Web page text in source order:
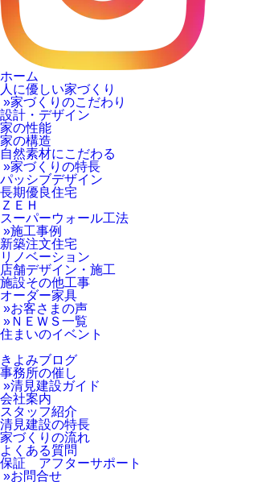
ホーム
人に優しい家づくり
»家づくりのこだわり
設計・デザイン
家の性能
家の構造
自然素材にこだわる
»家づくりの特長
パッシブデザイン
長期優良住宅
ＺＥＨ
スーパーウォール工法
»施工事例
新築注文住宅
リノベーション
店舗デザイン・施工
施設その他工事
オーダー家具
»お客さまの声
»ＮＥＷＳ一覧
住まいのイベント
きよみブログ
事務所の催し
»清見建設ガイド
会社案内
スタッフ紹介
清見建設の特長
家づくりの流れ
よくある質問
保証 アフターサポート
»お問合せ